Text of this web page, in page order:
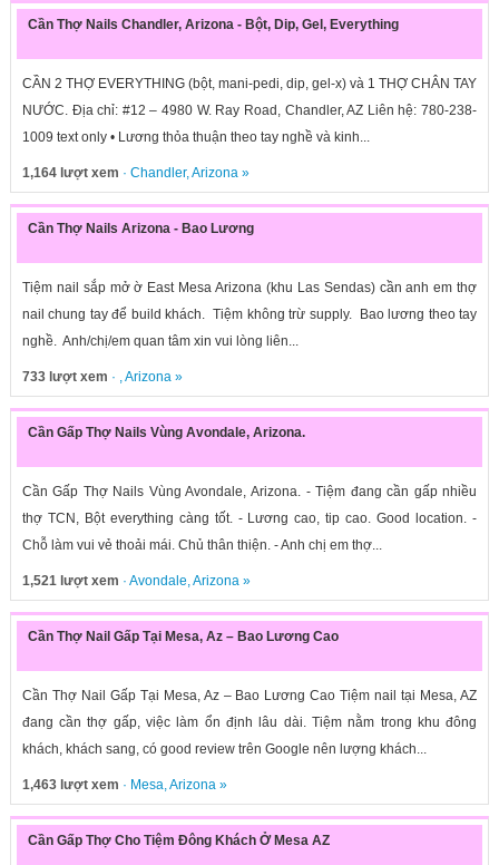
Cần Thợ Nails Chandler, Arizona - Bột, Dip, Gel, Everything
CẦN 2 THỢ EVERYTHING (bột, mani-pedi, dip, gel-x) và 1 THỢ CHÂN TAY
NƯỚC. Địa chỉ: #12 – 4980 W. Ray Road, Chandler, AZ Liên hệ: 780-238-
1009 text only • Lương thỏa thuận theo tay nghề và kinh...
1,164 lượt xem · Chandler,Arizona»
Cần Thợ Nails Arizona - Bao Lương
Tiệm nail sắp mở ờ East Mesa Arizona (khu Las Sendas) cần anh em thợ
nail chung tay để build khách. Tiệm không trừ supply. Bao lương theo tay
nghề. Anh/chị/em quan tâm xin vui lòng liên...
733 lượt xem · ,Arizona»
Cần Gấp Thợ Nails Vùng Avondale, Arizona.
Cần Gấp Thợ Nails Vùng Avondale, Arizona. - Tiệm đang cần gấp nhiều
thợ TCN, Bột everything càng tốt. - Lương cao, tip cao. Good location. -
Chỗ làm vui vẻ thoải mái. Chủ thân thiện. - Anh chị em thợ...
1,521 lượt xem · Avondale,Arizona»
Cần Thợ Nail Gấp Tại Mesa, Az – Bao Lương Cao
Cần Thợ Nail Gấp Tại Mesa, Az – Bao Lương Cao Tiệm nail tại Mesa, AZ
đang cần thợ gấp, việc làm ổn định lâu dài. Tiệm nằm trong khu đông
khách, khách sang, có good review trên Google nên lượng khách...
1,463 lượt xem · Mesa,Arizona»
Cần Gấp Thợ Cho Tiệm Đông Khách Ở Mesa AZ